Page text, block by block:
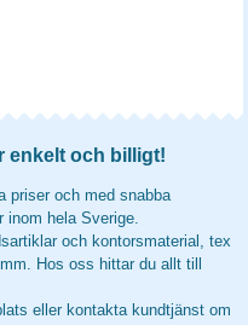
enkelt och billigt!
priser och med snabba
inom hela Sverige.
och kontorsmaterial, tex
Hos oss hittar du allt till
eller kontakta kundtjänst om